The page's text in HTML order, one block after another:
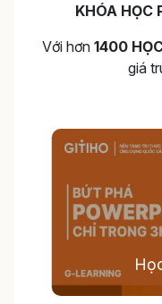
KHÓA HỌC
Với hơn 1400
giá